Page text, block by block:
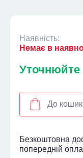
Наявність:
Немає в
Уточнюйте
До
Безкоштовна
попередній